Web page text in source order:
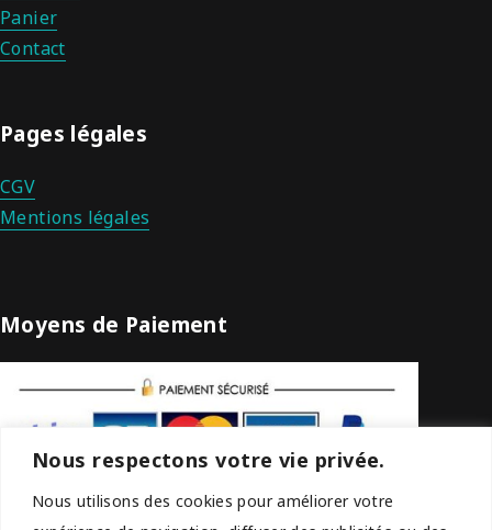
Nous respectons votre vie privée.
Nous utilisons des cookies pour améliorer votre
Panier
Contact
Pages légales
CGV
Mentions légales
Moyens de Paiement